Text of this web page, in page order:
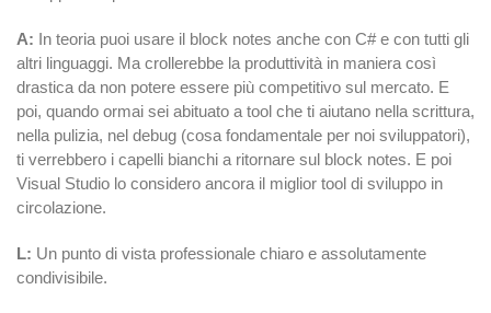
A: In teoria puoi usare il block notes anche con C# e con tutti gli
altri linguaggi. Ma crollerebbe la produttività in maniera così
drastica da non potere essere più competitivo sul mercato. E
poi, quando ormai sei abituato a tool che ti aiutano nella scrittura,
nella pulizia, nel debug (cosa fondamentale per noi sviluppatori),
ti verrebbero i capelli bianchi a ritornare sul block notes. E poi
Visual Studio lo considero ancora il miglior tool di sviluppo in
circolazione.
L: Un punto di vista professionale chiaro e assolutamente
condivisibile.